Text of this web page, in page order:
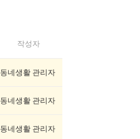
작성자
동네생활 관리자
동네생활 관리자
동네생활 관리자